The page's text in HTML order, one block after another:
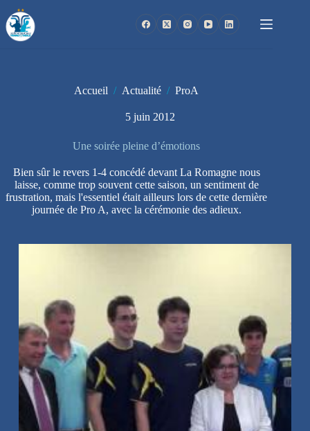
au
contenu
Accueil / Actualité / ProA
5 juin 2012
Une soirée pleine d’émotions
Bien sûr le revers 1-4 concédé devant La Romagne nous
laisse, comme trop souvent cette saison, un sentiment de
frustration, mais l'essentiel était ailleurs lors de cette dernière
journée de Pro A, avec la cérémonie des adieux.